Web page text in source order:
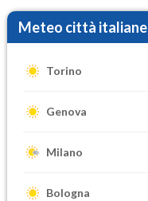
Meteo città italiane
Torino
Genova
Milano
Bologna